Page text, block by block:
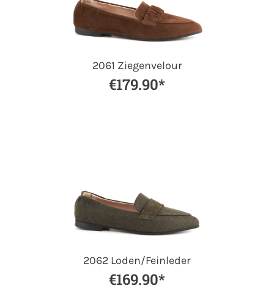
2061 Ziegenvelour
€179.90*
2062 Loden/Feinleder
€169.90*